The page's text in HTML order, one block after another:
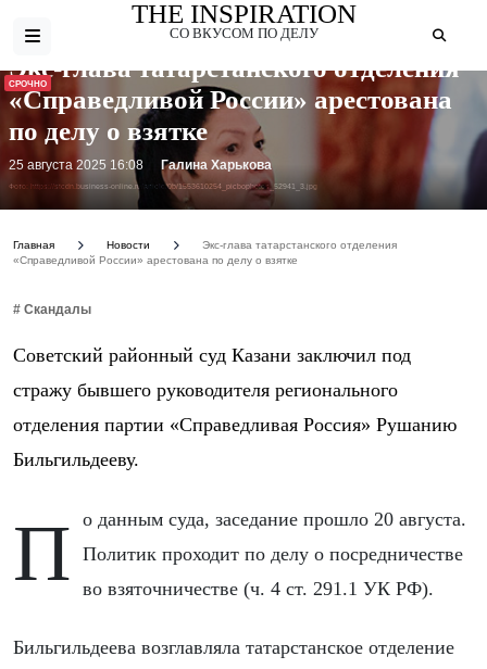
THE INSPIRATION
СО ВКУСОМ ПО ДЕЛУ
СРОЧНО
Фото: https://stcdn.business-online.ru/article/0b/1553610254_picbophotos_52941_3.jpg
Экс-глава татарстанского отделения
«Справедливой России» арестована
по делу о взятке
25 августа 2025 16:08 Галина Харькова
Главная Новости
Экс-глава татарстанского отделения
«Справедливой России» арестована по делу о взятке
# Скандалы
Советский районный суд Казани заключил под
стражу бывшего руководителя регионального
отделения партии «Справедливая Россия» Рушанию
Бильгильдееву.
По данным суда, заседание прошло 20 августа.
Политик проходит по делу о посредничестве
во взяточничестве (ч. 4 ст. 291.1 УК РФ).
Бильгильдеева возглавляла татарстанское отделение